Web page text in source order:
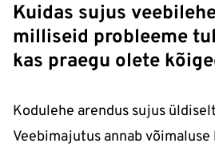
Kuidas sujus
milliseid probleeme
kas praegu olete
Kodulehe arendus sujus
Veebimajutus annab